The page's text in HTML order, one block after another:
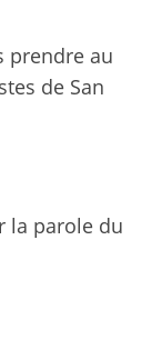
prendre au
de San
la parole du